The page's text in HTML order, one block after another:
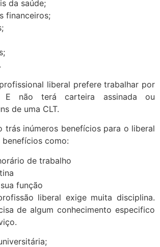
da saúde;
financeiros;
liberal prefere trabalhar por
E não terá carteira assinada ou
de uma CLT.
trás inúmeros benefícios para o liberal
como:
de trabalho
função
liberal exige muita disciplina.
de algum conhecimento especifico